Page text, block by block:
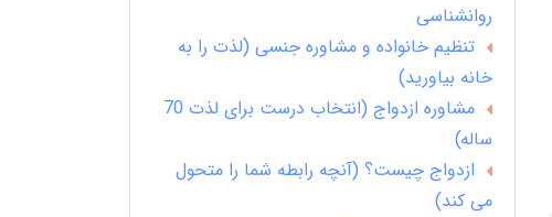
روانشناسی
تنظیم خانواده و مشاوره جنسی (لذت را به
خانه بیاورید)
مشاوره ازدواج (انتخاب درست برای لذت 70
ساله)
ازدواج چیست؟ (آنچه رابطه شما را متحول
می کند)